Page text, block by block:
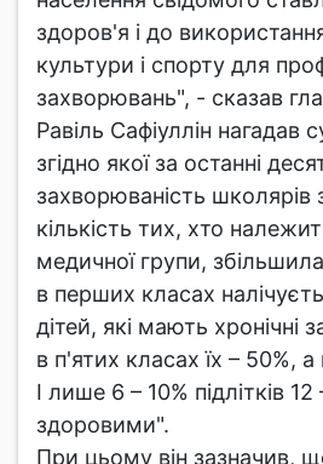
здоров'я і до
культури і спорту для
захворювань", - сказав
Равіль Сафіуллін нагадав
згідно якої за останні
захворюваність школярів
кількість тих, хто
медичної групи,
в перших класах
дітей, які мають хронічні
в п'ятих класах їх – 50%,
І лише 6 – 10% підлітків 12
здоровими".
При цьому він зазначив,